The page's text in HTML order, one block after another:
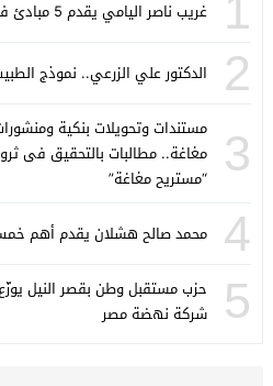
1 غريب ناصر اليامي يقدم 5 مبادئ في صناعة المحتوى
2 الدكتور علي الزرعي.. نموذج
3
مستندات وتحويلات بنكية
مغاغة.. مطالبات بالتحقيق فى
“مستريح مغاغة”
4 محمد صالح هشلان يقدم أهم
5
حزب مستقبل وطن بقصر النيل يوزّع
شركة نهضة مصر